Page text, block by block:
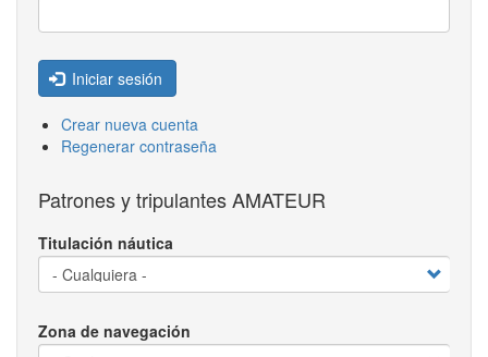
Iniciar sesión
Crear nueva cuenta
Regenerar contraseña
Patrones y tripulantes AMATEUR
Titulación náutica
Zona de navegación